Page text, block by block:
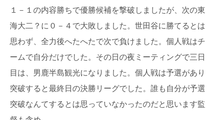
１－１の内容勝ちで優勝候補を撃破しましたが、次の東
海大二？に０－４で大敗しました。世田谷に勝てるとは
思わず、全力後へたへたで次で負けました。個人戦はチ
ームで自分だけでした。その日の夜ミーティングで三日
目は、男鹿半島観光になりました。個人戦は予選があり
突破すると最終日の決勝リーグでした。誰も自分が予選
突破なんてするとは思っていなかったのだと思います監